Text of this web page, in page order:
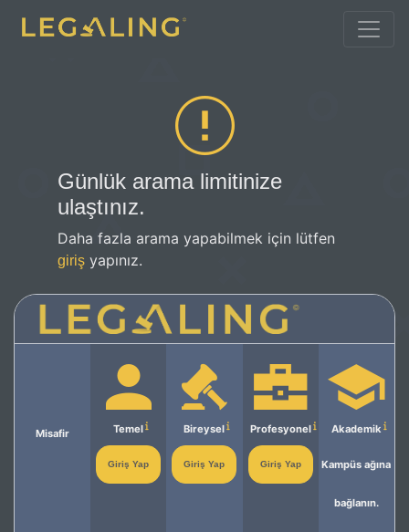
Günlük arama limitinize
ulaştınız.
Daha fazla arama yapabilmek için lütfen
giriş yapınız.
Misafir Temel
Giriş Yap
Bireysel
Giriş Yap
Profesyonel
Giriş Yap
Akademik
Kampüs ağına
bağlanın.